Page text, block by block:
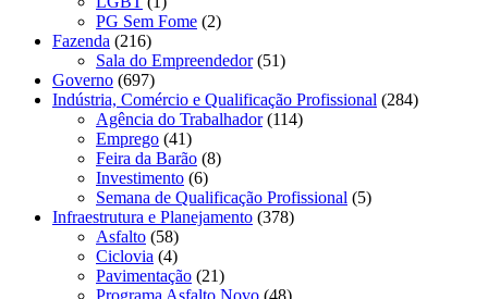
PG Sem Fome (2)
Fazenda (216)
Sala do Empreendedor(51)
Governo (697)
Indústria, Comércio e Qualificação Profissional (284)
Agência do Trabalhador(114)
Emprego (41)
Feira da Barão (8)
Investimento (6)
Semana de Qualificação Profissional (5)
Infraestrutura e Planejamento (378)
Asfalto (58)
Ciclovia (4)
Pavimentação (21)
Programa Asfalto Novo (48)